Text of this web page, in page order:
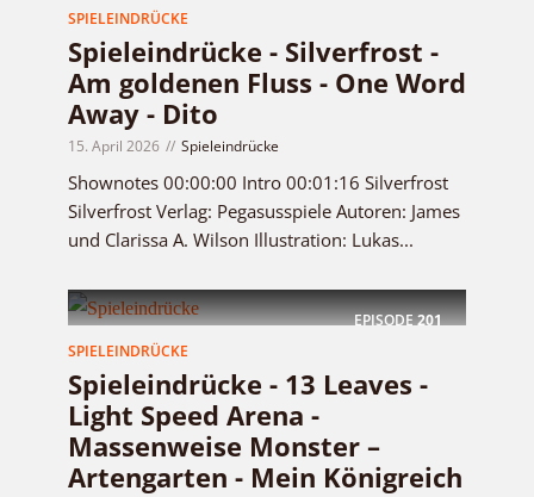
SPIELEINDRÜCKE
Spieleindrücke - Silverfrost -
Am goldenen Fluss - One Word
Away - Dito
15. April 2026 Spieleindrücke
Shownotes 00:00:00 Intro 00:01:16 Silverfrost
Silverfrost Verlag: Pegasusspiele Autoren: James
und Clarissa A. Wilson Illustration: Lukas...
EPISODE201
SPIELEINDRÜCKE
Spieleindrücke - 13 Leaves -
Light Speed Arena -
Massenweise Monster –
Artengarten - Mein Königreich